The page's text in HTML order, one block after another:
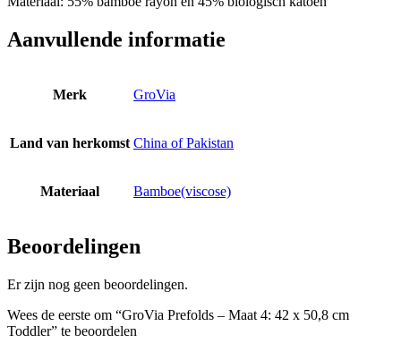
Aanvullende informatie
Merk GroVia
Land van herkomst China of Pakistan
Materiaal Bamboe(viscose)
Beoordelingen
Er zijn nog geen beoordelingen.
Wees de eerste om “GroVia Prefolds – Maat 4: 42 x 50,8 cm
Toddler” te beoordelen